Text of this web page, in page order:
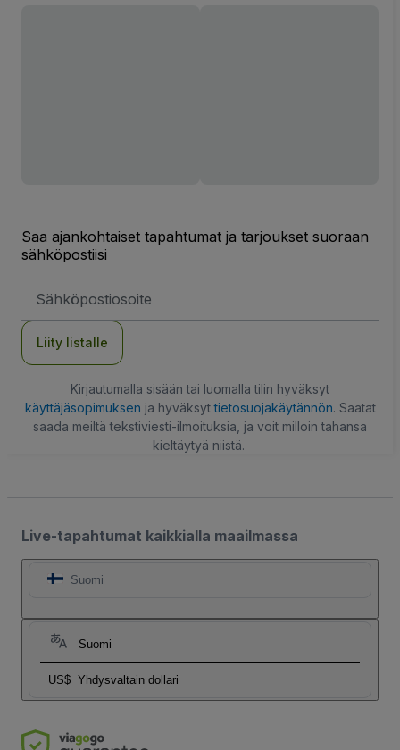
Saa ajankohtaiset tapahtumat ja tarjoukset suoraan
sähköpostiisi
Liity listalle
Kirjautumalla sisään tai luomalla tilin hyväksyt
käyttäjäsopimuksen ja hyväksyttietosuojakäytännön. Saatat
saada meiltä tekstiviesti-ilmoituksia, ja voit milloin tahansa
kieltäytyä niistä.
Live-tapahtumat kaikkialla maailmassa
Suomi
Suomi
US$ Yhdysvaltain dollari